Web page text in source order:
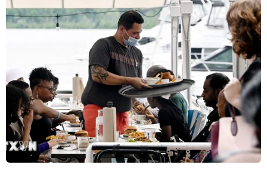
06/08/2026 08:36
Xăng dầu trong nước đồng loạt giảm,
E10RON95-III xuống còn 22.324
đồng/lít
06/08/2026 08:07
Kim ngạch thương mại